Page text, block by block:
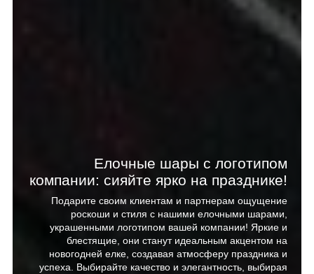
Елочные шары с логотипом
компании: сияйте ярко на празднике!
Подарите своим клиентам и партнерам ощущение
роскоши и стиля с нашими елочными шарами,
украшенными логотипом вашей компании! Яркие и
блестящие, они станут идеальным акцентом на
новогодней елке, создавая атмосферу праздника и
успеха. Выбирайте качество и элегантность, выбирая